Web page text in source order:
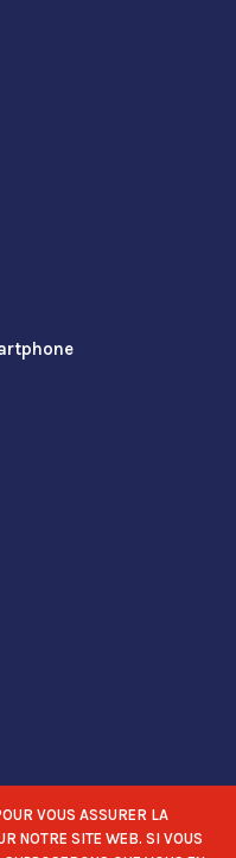
VOUS ASSURER LA
NOTRE SITE WEB. SI VOUS